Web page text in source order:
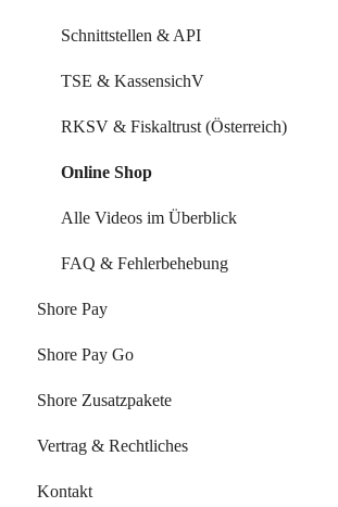
Auswertungen
Marketing Funktionen
Alle Videos im Überblick
FAQ & Fehlerbehebung
Schnittstellen & API
TSE & KassensichV
RKSV & Fiskaltrust (Österreich)
Online Shop
Alle Videos im Überblick
FAQ & Fehlerbehebung
Shore Pay
Erste Schritte
FAQs - Fragen & Antworten zu Shore
Shore Pay Go
Shore Zusatzpakete
Onlineshop
Website-Baukasten
Vertrag & Rechtliches
Vertrag & Rechnungen
Kontakt